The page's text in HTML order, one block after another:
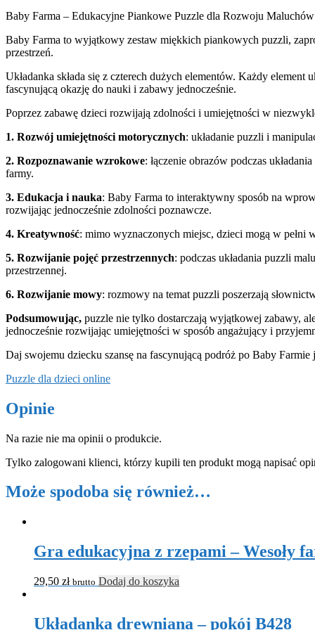
Baby Farma – Edukacyjne Piankowe Puzzle dla Rozwoju Maluchów
Baby Farma to wyjątkowy zestaw miękkich piankowych puzzli,
przestrzeń.
Układanka składa się z czterech dużych elementów. Każdy
fascynującą okazję do nauki i zabawy jednocześnie.
Poprzez zabawę dzieci rozwijają zdolności i umiejętności w
1. Rozwój umiejętności motorycznych: układanie puzzli i
2. Rozpoznawanie wzrokowe: łączenie obrazów podczas
farmy.
3. Edukacja i nauka: Baby Farma to interaktywny sposób na
rozwijając jednocześnie zdolności poznawcze.
4. Kreatywność: mimo wyznaczonych miejsc, dzieci mogą w
5. Rozwijanie pojęć przestrzennych: podczas układania puzzli
przestrzennej.
6. Rozwijanie mowy: rozmowy na temat puzzli poszerzają
Podsumowując, puzzle nie tylko dostarczają wyjątkowej zabawy,
jednocześnie rozwijając umiejętności w sposób angażujący i
Daj swojemu dziecku szansę na fascynującą podróż po Baby Farmie
Puzzle dla dzieci online
Opinie
Na razie nie ma opinii o produkcie.
Tylko zalogowani klienci, którzy kupili ten produkt mogą napisać
Może spodoba się również…
Gra edukacyjna z rzepami – Wesoły
29,50 zł brutto Dodaj do koszyka
Układanka drewniana – pokój B428